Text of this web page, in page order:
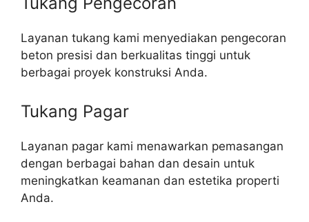
Layanan tukang kami menyediakan pengecoran
beton presisi dan berkualitas tinggi untuk
berbagai proyek konstruksi Anda.
Tukang Pagar
Layanan pagar kami menawarkan pemasangan
dengan berbagai bahan dan desain untuk
meningkatkan keamanan dan estetika properti
Anda.